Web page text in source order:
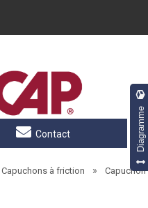
Contact
Capuchons à friction »
Diagramme